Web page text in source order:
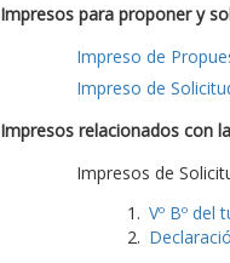
Impresos para proponer y
Impreso de
Impreso de
Impresos relacionados con
Impresos de
Vº Bº del